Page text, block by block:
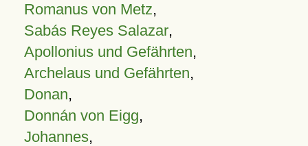
Romanus von Metz,
Sabás Reyes Salazar,
Apollonius und Gefährten,
Archelaus und Gefährten,
Donan,
Donnán von Eigg,
Johannes,